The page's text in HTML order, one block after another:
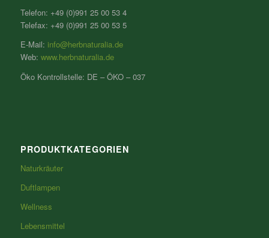
Telefon: +49 (0)991 25 00 53 4
Telefax: +49 (0)991 25 00 53 5
E-Mail: info@herbnaturalia.de
Web: www.herbnaturalia.de
Öko Kontrollstelle: DE – ÖKO – 037
PRODUKTKATEGORIEN
Naturkräuter
Duftlampen
Wellness
Lebensmittel